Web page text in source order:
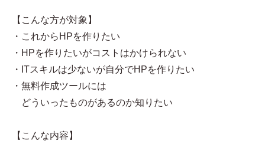
【こんな方が対象】
・これからHPを作りたい
・HPを作りたいがコストはかけられない
・ITスキルは少ないが自分でHPを作りたい
・無料作成ツールには
どういったものがあるのか知りたい
【こんな内容】